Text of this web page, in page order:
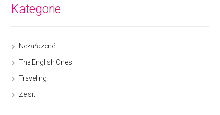
Kategorie
Nezařazené
The English Ones
Traveling
Ze sítí